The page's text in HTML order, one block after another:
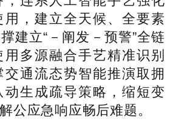
，建立全天候、全要素
建立“－阐发－预警”全链
多源融合手艺精准识别
通流态势智能推演取拥
生成疏导策略，缩短变
公应急响应畅后难题。